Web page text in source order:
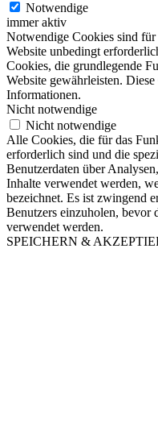
Notwendige
immer aktiv
Notwendige Cookies sind
Website unbedingt
Cookies, die grundlegende
Website gewährleisten.
Informationen.
Nicht notwendige
Nicht notwendige
Alle Cookies, die für das
erforderlich sind und die
Benutzerdaten über
Inhalte verwendet werden,
bezeichnet. Es ist zwingend
Benutzers einzuholen, bevor
verwendet werden.
SPEICHERN &